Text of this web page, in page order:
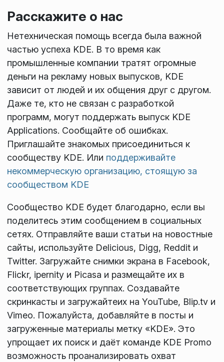
Расскажите о нас
Нетехническая помощь всегда была важной
частью успеха KDE. В то время как
промышленные компании тратят огромные
деньги на рекламу новых выпусков, KDE
зависит от людей и их общения друг с другом.
Даже те, кто не связан с разработкой
программ, могут поддержать выпуск KDE
Applications. Сообщайте об ошибках.
Приглашайте знакомых присоединиться к
сообществу KDE. Или поддерживайте
некоммерческую организацию, стоящую за
сообществом KDE
Сообщество KDE будет благодарно, если вы
поделитесь этим сообщением в социальных
сетях. Отправляйте ваши статьи на новостные
сайты, используйте Delicious, Digg, Reddit и
Twitter. Загружайте снимки экрана в Facebook,
Flickr, ipernity и Picasa и размещайте их в
соответствующих группах. Создавайте
скринкасты и загружайтеих на YouTube, Blip.tv и
Vimeo. Пожалуйста, добавляйте в посты и
загруженные материалы метку «KDE». Это
упрощает их поиск и даёт команде KDE Promo
возможность проанализировать охват